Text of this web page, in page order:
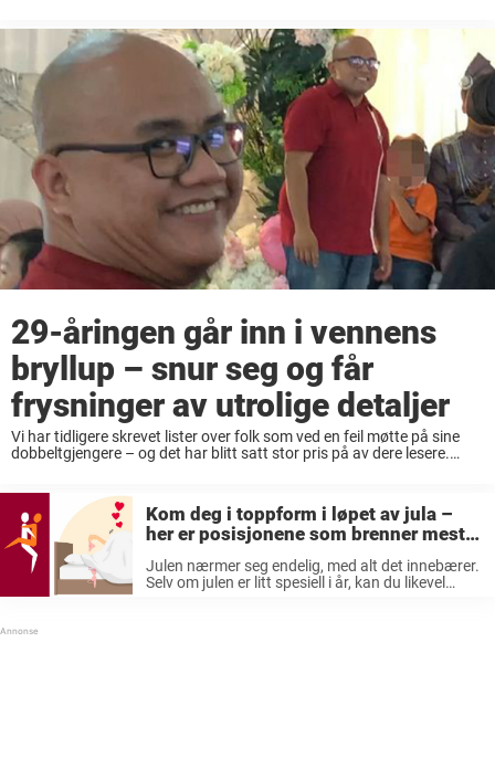
29-åringen går inn i vennens
bryllup – snur seg og får
frysninger av utrolige detaljer
Vi har tidligere skrevet lister over folk som ved en feil møtte på sine
dobbeltgjengere – og det har blitt satt stor pris på av dere lesere.
Kom deg i toppform i løpet av jula –
her er posisjonene som brenner mest
Julen nærmer seg endelig, med alt det innebærer.
Selv om julen er litt spesiell i år, kan du likevel